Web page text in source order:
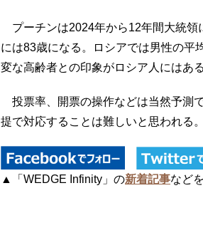
プーチンは2024年から12年間大統領
には83歳になる。ロシアでは男性の平
変な高齢者との印象がロシア人にはあ
投票率、開票の操作などは当然予測
提で対応することは難しいと思われる。
▲「WEDGE Infinity」の新着記事など